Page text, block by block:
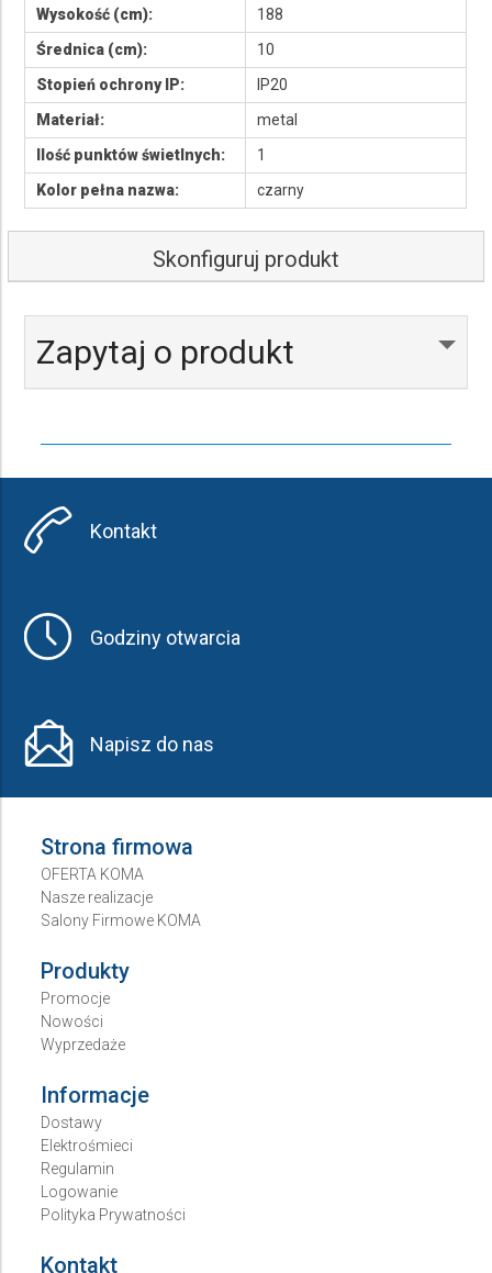
Wysokość (cm):
188
Średnica (cm):
10
Stopień ochrony IP:
IP20
Materiał:
metal
Ilość punktów świetlnych:
1
Kolor pełna nazwa:
czarny
Skonfiguruj produkt
Zapytaj o produkt
Kontakt
Godziny otwarcia
Napisz do nas
Strona firmowa
OFERTA KOMA
Nasze realizacje
Salony Firmowe KOMA
Produkty
Promocje
Nowości
Wyprzedaże
Informacje
Dostawy
Elektrośmieci
Regulamin
Logowanie
Polityka Prywatności
Kontakt